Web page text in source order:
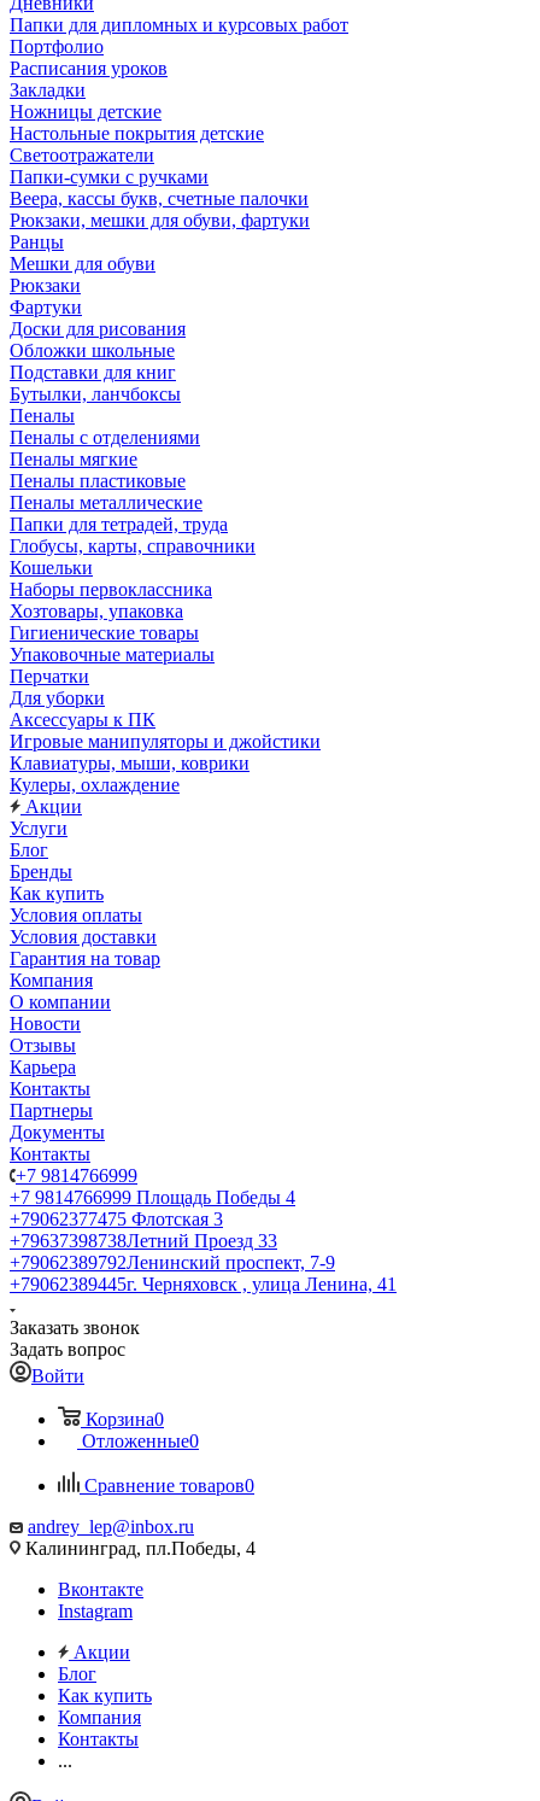
Папки для дипломных и курсовых работ
Портфолио
Расписания уроков
Закладки
Ножницы детские
Настольные покрытия детские
Светоотражатели
Папки-сумки с ручками
Веера, кассы букв, счетные палочки
Рюкзаки, мешки для обуви, фартуки
Ранцы
Мешки для обуви
Рюкзаки
Фартуки
Доски для рисования
Обложки школьные
Подставки для книг
Бутылки, ланчбоксы
Пеналы
Пеналы с отделениями
Пеналы мягкие
Пеналы пластиковые
Пеналы металлические
Папки для тетрадей, труда
Глобусы, карты, справочники
Кошельки
Наборы первоклассника
Хозтовары, упаковка
Гигиенические товары
Упаковочные материалы
Перчатки
Для уборки
Аксессуары к ПК
Игровые манипуляторы и джойстики
Клавиатуры, мыши, коврики
Кулеры, охлаждение
Акции
Услуги
Блог
Бренды
Как купить
Условия оплаты
Условия доставки
Гарантия на товар
Компания
О компании
Новости
Отзывы
Карьера
Контакты
Партнеры
Документы
Контакты
+7 9814766999
+7 9814766999 Площадь Победы 4
+79062377475 Флотская 3
+79637398738Летний Проезд 33
+79062389792Ленинский проспект, 7-9
+79062389445г. Черняховск , улица Ленина, 41
Заказать звонок
Задать вопрос
Войти
Корзина0
Отложенные0
Сравнение товаров0
andrey_lep@inbox.ru
Калининград, пл.Победы, 4
Вконтакте
Instagram
Акции
Блог
Как купить
Компания
Контакты
...